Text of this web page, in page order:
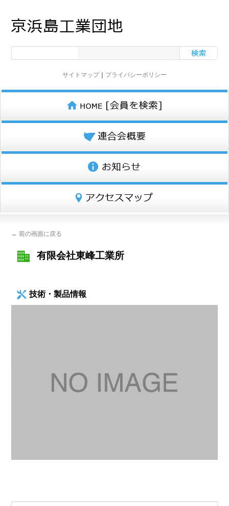
サイトマップ｜ プライバシーポリシー
← 前の画面に戻る
有限会社東峰工業所
技術・製品情報